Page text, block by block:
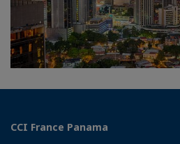
CCI France Panama